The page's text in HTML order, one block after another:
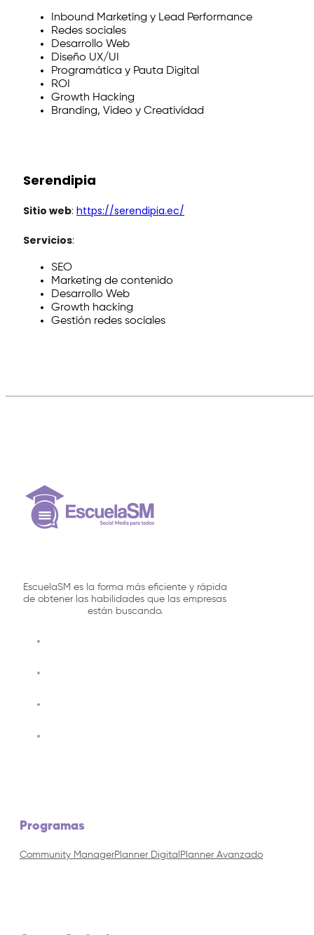
Inbound Marketing y Lead Performance
Redes sociales
Desarrollo Web
Diseño UX/UI
Programática y Pauta Digital
ROI
Growth Hacking
Branding, Video y Creatividad
Serendipia
Sitio web: https://serendipia.ec/
Servicios:
SEO
Marketing de contenido
Desarrollo Web
Growth hacking
Gestión redes sociales
EscuelaSM es la forma más eficiente y rápida
de obtener las habilidades que las empresas
están buscando.
Programas
Community ManagerPlanner Digital Planner Avanzado